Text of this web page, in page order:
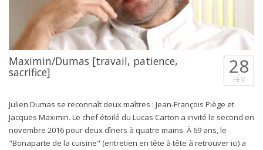
Maximin/Dumas [travail, patience,
sacrifice] 28
FÉV
Julien Dumas se reconnaît deux maîtres : Jean-François Piège et
Jacques Maximin. Le chef étoilé du Lucas Carton a invité le second en
novembre 2016 pour deux dîners à quatre mains. À 69 ans, le
"Bonaparte de la cuisine" (entretien en tête à tête à retrouver ici) a